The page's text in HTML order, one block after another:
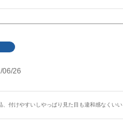
06/26
、付けやすいしやっぱり見た目も違和感なくいい